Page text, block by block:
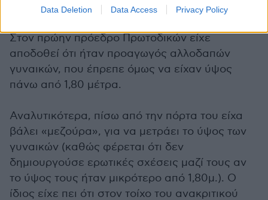
Data Deletion Data Access Privacy Policy
Στον πρώην πρόεδρο Πρωτοδικών είχε
αποδοθεί ότι ήταν προαγωγός αλλοδαπών
γυναικών, που έπρεπε όμως να είχαν ύψος
πάνω από 1,80 μέτρα.
Αναλυτικότερα, πίσω από την πόρτα του είχα
βάλει «μεζούρα», για να μετράει το ύψος των
γυναικών (καθώς φέρεται ότι δεν
δημιουργούσε ερωτικές σχέσεις μαζί τους αν
το ύψος τους ήταν μικρότερο από 1,80μ.). Ο
ίδιος είχε πει ότι στον τοίχο του ανακριτικού